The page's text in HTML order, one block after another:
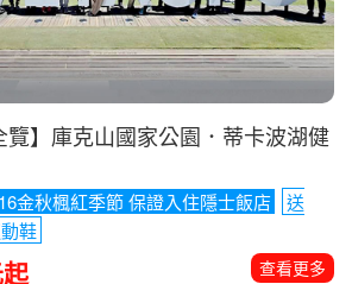
覽】庫克山國家公園．蒂卡波湖健
金秋楓紅季節 保證入住隱士飯店
送
鞋
查看更多